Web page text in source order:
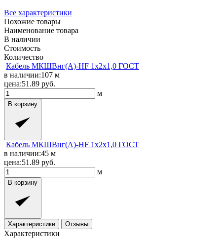
Все характеристики
Похожие товары
Наименование товара
В наличии
Стоимость
Количество
Кабель МКШВнг(A)-HF 1x2x1,0 ГОСТ
в наличии:107 м
цена:51.89 руб.
м
В корзину
Кабель МКШВнг(A)-HF 1x2x1,0 ГОСТ
в наличии:45 м
цена:51.89 руб.
м
В корзину
Характеристики Отзывы
Характеристики